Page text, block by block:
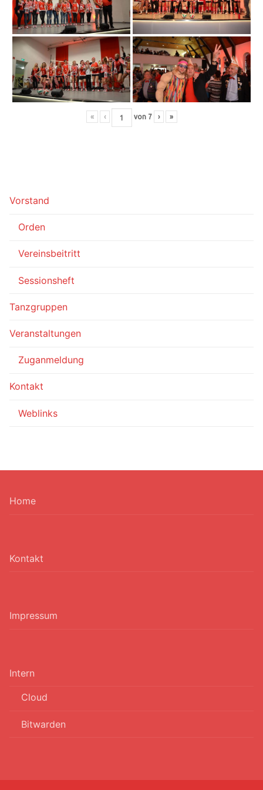
« ‹ von 7 › »
Vorstand
Orden
Vereinsbeitritt
Sessionsheft
Tanzgruppen
Veranstaltungen
Zuganmeldung
Kontakt
Weblinks
Home
Kontakt
Impressum
Intern
Cloud
Bitwarden